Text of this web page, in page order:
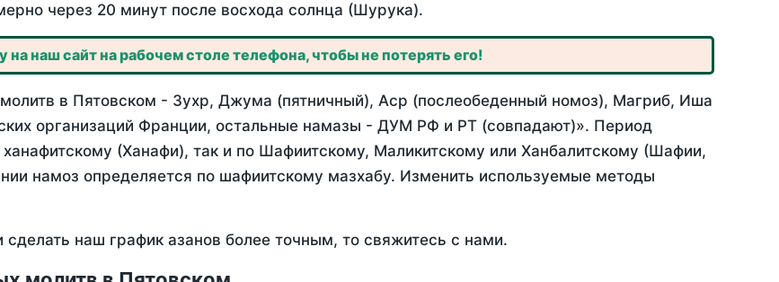
через 20 минут после восхода солнца (Шурука).
на наш сайт на рабочем столе телефона, чтобы не потерять его!
в Пятовском - Зухр, Джума (пятничный), Аср (послеобеденный номоз), Магриб, Иша
организаций Франции, остальные намазы - ДУМ РФ и РТ (совпадают)». Период
(Ханафи), так и по Шафиитскому, Маликитскому или Ханбалитскому (Шафии,
намоз определяется по шафиитскому мазхабу. Изменить используемые методы
сделать наш график азанов более точным, то свяжитесь с нами.